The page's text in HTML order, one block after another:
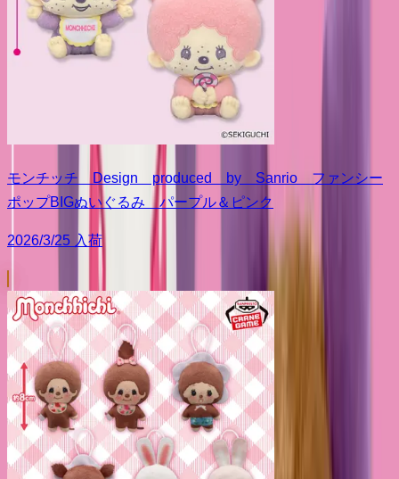
モンチッチ Design produced by Sanrio ファンシー
ポップBIGぬいぐるみ パープル＆ピンク
2026/3/25 入荷